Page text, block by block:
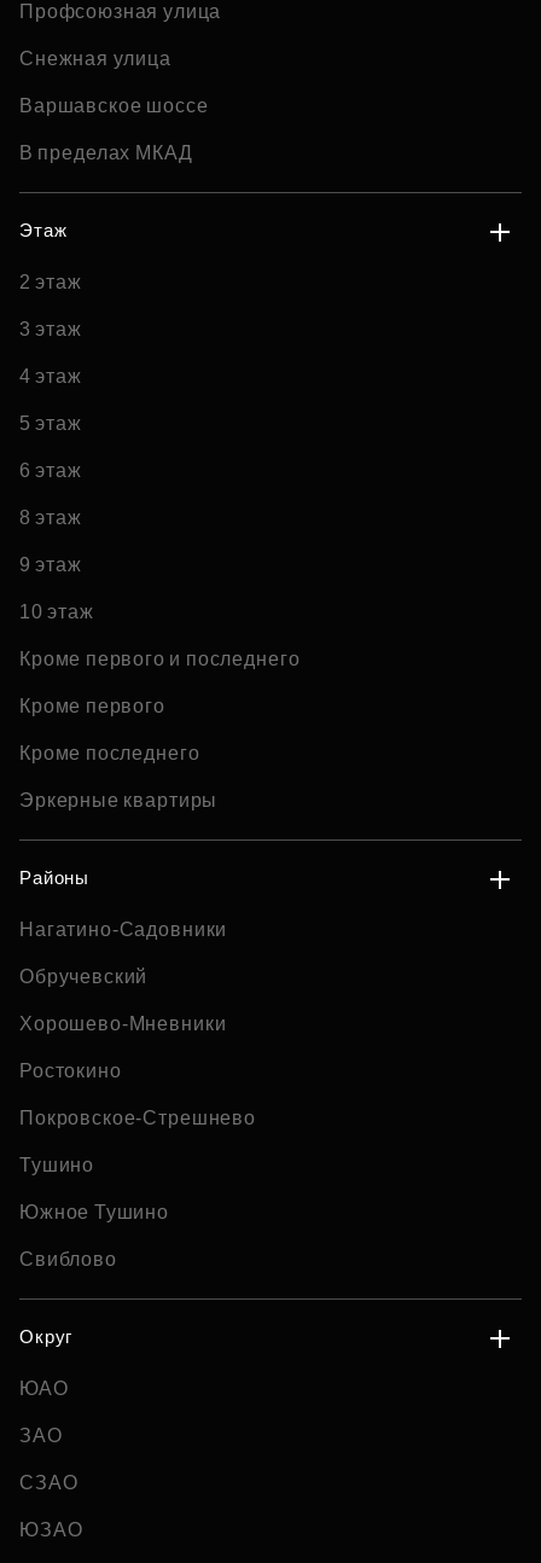
Профсоюзная улица
Снежная улица
Варшавское шоссе
В пределах МКАД
Этаж
2 этаж
3 этаж
4 этаж
5 этаж
6 этаж
8 этаж
9 этаж
10 этаж
Кроме первого и последнего
Кроме первого
Кроме последнего
Эркерные квартиры
Районы
Нагатино-Садовники
Обручевский
Хорошево-Мневники
Ростокино
Покровское-Стрешнево
Тушино
Южное Тушино
Свиблово
Округ
ЮАО
ЗАО
СЗАО
ЮЗАО